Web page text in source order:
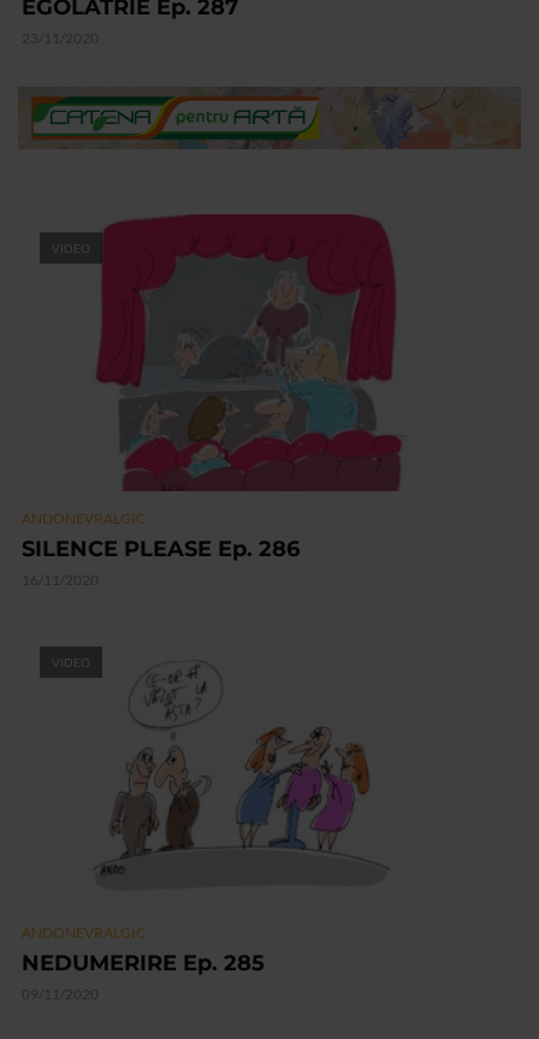
EGOLATRIE Ep. 287
23/11/2020
VIDEO
ANDONEVRALGIC
SILENCE PLEASE Ep. 286
16/11/2020
VIDEO
ANDONEVRALGIC
NEDUMERIRE Ep. 285
09/11/2020